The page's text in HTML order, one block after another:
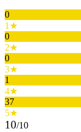
0
1★
0
2★
0
3★
1
4★
37
5★
10/10